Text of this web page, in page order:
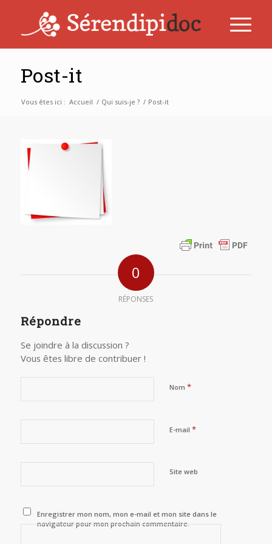
Post-it
Vous êtes ici : Accueil / Qui suis-je ? / Post-it
0
RÉPONSES
Répondre
Se joindre à la discussion ?
Vous êtes libre de contribuer !
Nom *
E-mail *
Site web
Enregistrer mon nom, mon e-mail et mon site dans le
navigateur pour mon prochain commentaire.